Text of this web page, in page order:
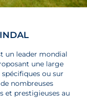
un leader mondial
une large
ou sur
nombreuses
et prestigieuses au